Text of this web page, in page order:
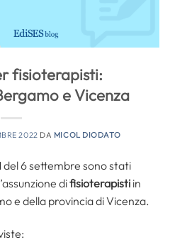
fisioterapisti:
e Vicenza
2022 DA MICOL DIODATO
del 6 settembre sono stati
difisioterapisti in
e della provincia di Vicenza.